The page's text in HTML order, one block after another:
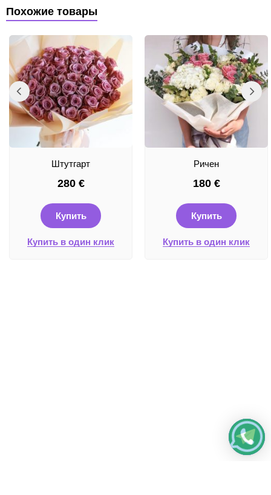
Похожие товары
Штутгарт
280 €
Купить
Купить в один клик
Ричен
180 €
Купить
Купить в один клик